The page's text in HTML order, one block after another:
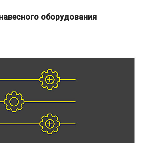
оборудования